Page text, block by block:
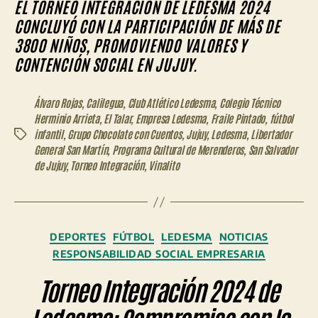
EL TORNEO INTEGRACIÓN DE LEDESMA 2024
CONCLUYÓ CON LA PARTICIPACIÓN DE MÁS DE
3800 NIÑOS, PROMOVIENDO VALORES Y
CONTENCIÓN SOCIAL EN JUJUY.
Etiquetas
Álvaro Rojas, Calilegua, Club Atlético Ledesma, Colegio Técnico
Herminio Arrieta, El Talar,Empresa Ledesma, Fraile Pintado, fútbol
infantil, Grupo Chocolate con Cuentos, Jujuy,Ledesma, Libertador
General San Martín, Programa Cultural de Merenderos, San Salvador
de Jujuy, Torneo Integración, Vinalito
Categorías
DEPORTES FÚTBOL LEDESMA
NOTICIAS
RESPONSABILIDAD SOCIAL EMPRESARIA
Torneo Integración 2024 de